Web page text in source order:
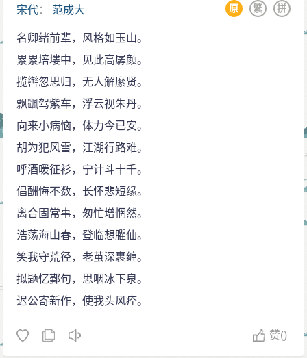
宋代： 范成大 拼
繁
原
名卿绪前辈，风格如玉山。
累累培塿中，见此高孱颜。
揽辔忽思归，无人解縻贤。
飘颻驾紫车，浮云视朱丹。
向来小病恼，体力今已安。
胡为犯风雪，江湖行路难。
呼酒暖征衫，宁计斗十千。
倡酬悔不数，长怀悲短缘。
离合固常事，匆忙增惘然。
浩荡海山春，登临想臞仙。
笑我守荒径，老茧深裹缠。
拟题忆鄞句，思咽冰下泉。
迟公寄新作，使我头风痊。
赞()